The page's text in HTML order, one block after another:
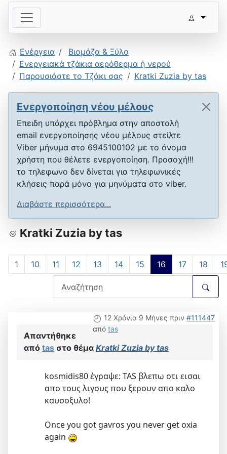
Ενέργεια
Βιομάζα & Ξύλο
Ενεργειακά τζάκια αερόθερμα ή νερού
Παρουσιάστε το Τζάκι σας
Kratki Zuzia by tas
Ενεργοποίηση νέου μέλους
Επειδη υπάρχει πρόβλημα στην αποστολή
email ενεργοποίησης νέου μέλους στείλτε
Viber μήνυμα στο 6945100102 με το όνομα
χρήστη που θέλετε ενεργοποίηση. Προσοχή!!!
το τηλεφωνο δεν δίνεται για τηλεφωνικές
κλήσεις παρά μόνο για μηνύματα στο viber.
Διαβάστε περισσότερα...
Kratki Zuzia by tas
1 10 11 12 13 14 15 16 17 18
12 Χρόνια 9 Μήνες πριν #111447
από tas
Απαντήθηκε
από tas στο θέμα Kratki Zuzia by tas
kosmidis80 έγραψε: TAS βλεπω οτι εισαι
απο τους λιγους που ξερουν απο καλο
καυσοξυλο!
Once you got gavros you never get oxia
again